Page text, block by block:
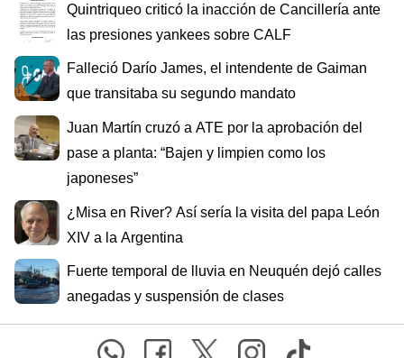
Quintriqueo criticó la inacción de Cancillería ante
las presiones yankees sobre CALF
Falleció Darío James, el intendente de Gaiman
que transitaba su segundo mandato
Juan Martín cruzó a ATE por la aprobación del
pase a planta: “Bajen y limpien como los
japoneses”
¿Misa en River? Así sería la visita del papa León
XIV a la Argentina
Fuerte temporal de lluvia en Neuquén dejó calles
anegadas y suspensión de clases